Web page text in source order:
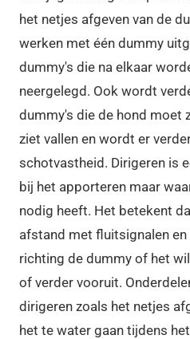
het netjes afgeven van de
werken met één dummy
dummy's die na elkaar
neergelegd. Ook wordt
dummy's die de hond moet
ziet vallen en wordt er
schotvastheid. Dirigeren is
bij het apporteren maar
nodig heeft. Het betekent
afstand met fluitsignalen
richting de dummy of het
of verder vooruit.
dirigeren zoals het netjes
het te water gaan tijdens